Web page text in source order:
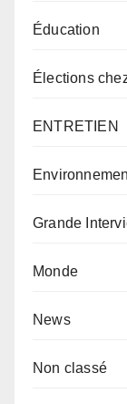
Éducation
Élections
ENTRETIEN
Grande
Monde
News
Non classé